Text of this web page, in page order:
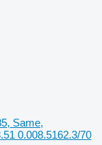
Same,
0.008.5162.3/70